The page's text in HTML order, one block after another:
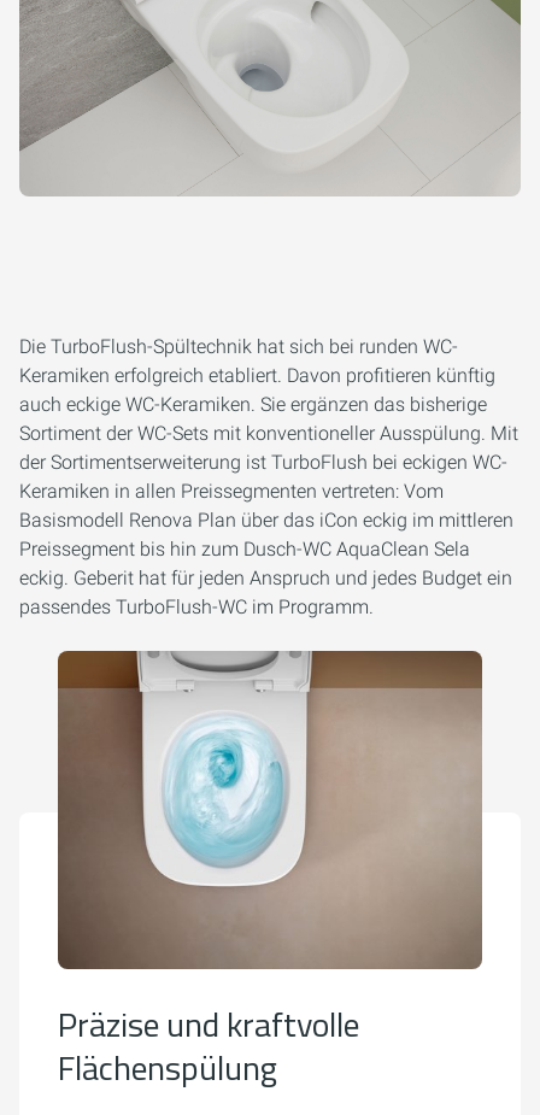
Die TurboFlush-Spültechnik hat sich bei runden WC-
Keramiken erfolgreich etabliert. Davon profitieren künftig
auch eckige WC-Keramiken. Sie ergänzen das bisherige
Sortiment der WC-Sets mit konventioneller Ausspülung. Mit
der Sortimentserweiterung ist TurboFlush bei eckigen WC-
Keramiken in allen Preissegmenten vertreten: Vom
Basismodell Renova Plan über das iCon eckig im mittleren
Preissegment bis hin zum Dusch-WC AquaClean Sela
eckig. Geberit hat für jeden Anspruch und jedes Budget ein
passendes TurboFlush-WC im Programm.
Präzise und kraftvolle
Flächenspülung